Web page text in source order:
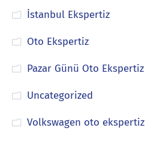
İstanbul Ekspertiz
Oto Ekspertiz
Pazar Günü Oto Ekspertiz
Uncategorized
Volkswagen oto ekspertiz